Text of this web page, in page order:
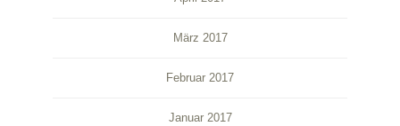
März 2017
Februar 2017
Januar 2017